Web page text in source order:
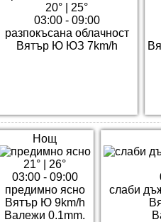
20°
25°
03:00 - 09:00
разпокъсана облачност
Вятър Ю ЮЗ 7km/h
Нощ
21°
26°
03:00 - 09:00
предимно ясно
Вятър Ю 9km/h
Валежи 0.1mm.
слаби